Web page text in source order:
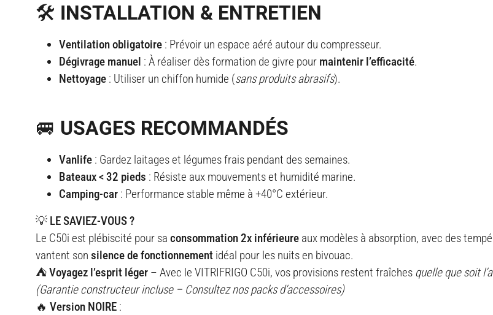
🛠️ INSTALLATION & ENTRETIEN
Ventilation obligatoire : Prévoir un espace aéré autour du compresseur.
Dégivrage manuel : À réaliser dès formation de givre pour maintenir l’efficacité.
Nettoyage : Utiliser un chiffon humide (sans produits abrasifs).
🚐 USAGES RECOMMANDÉS
Vanlife : Gardez laitages et légumes frais pendant des semaines.
Bateaux < 32 pieds : Résiste aux mouvements et humidité marine.
Camping-car : Performance stable même à +40°C extérieur.
💡 LE SAVIEZ-VOUS ?
Le C50i est plébiscité pour sa consommation 2x inférieure aux modèles à absorption, avec des
vantent son silence de fonctionnement idéal pour les nuits en bivouac.
⛺ Voyagez l’esprit léger – Avec le VITRIFRIGO C50i, vos provisions restent fraîches quelle que soit
(Garantie constructeur incluse – Consultez nos packs d’accessoires)
🔥 Version NOIRE :